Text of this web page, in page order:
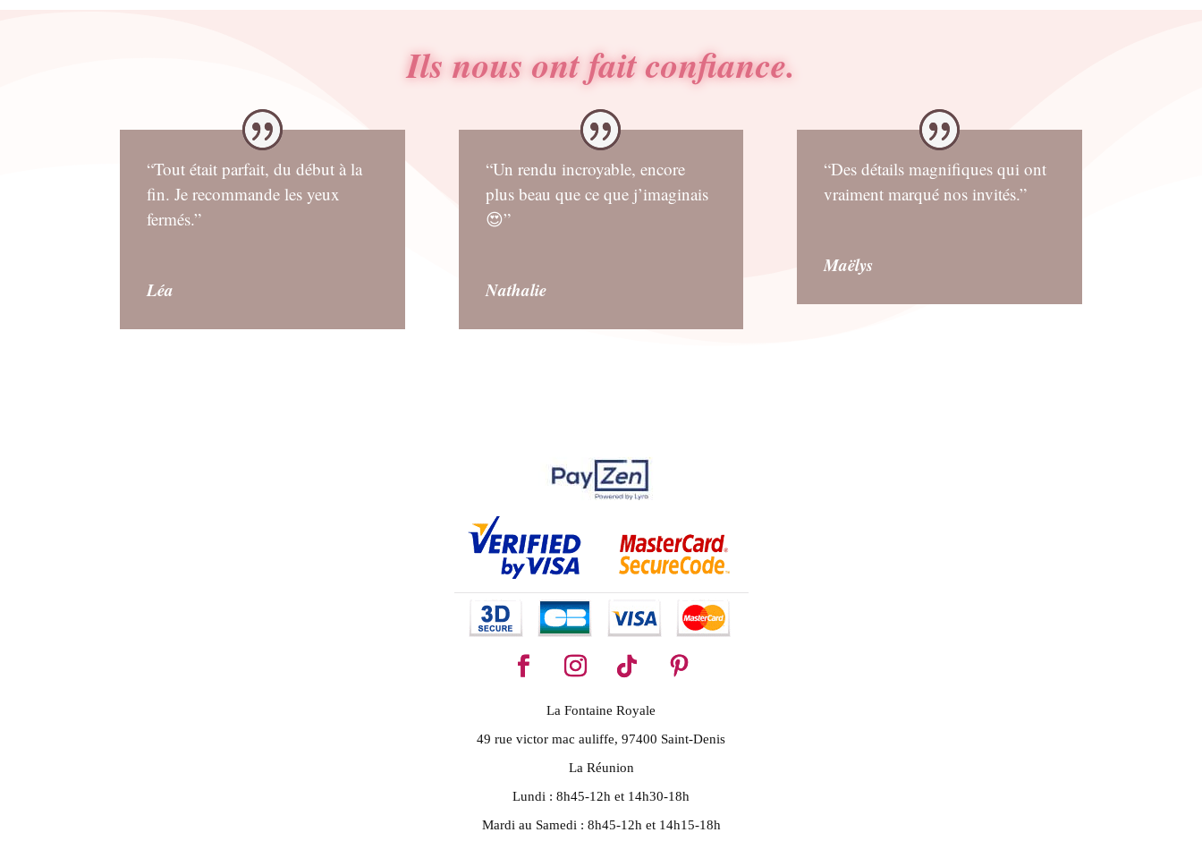
Ils nous ont fait confiance.
“Tout était parfait, du début à la
fin. Je recommande les yeux
fermés.”
Léa
“Un rendu incroyable, encore
plus beau que ce que j’imaginais
😍”
Nathalie
“Des détails magnifiques qui ont
vraiment marqué nos invités.”
Maëlys
La Fontaine Royale
49 rue victor mac auliffe, 97400 Saint-Denis
La Réunion
Lundi : 8h45-12h et 14h30-18h
Mardi au Samedi : 8h45-12h et 14h15-18h